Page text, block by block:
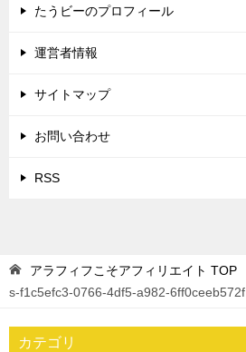
たうビーのプロフィール
運営者情報
サイトマップ
お問い合わせ
RSS
アラフィフこそアフィリエイト TOP
s-f1c5efc3-0766-4df5-a982-6ff0ceeb572f
カテゴリ